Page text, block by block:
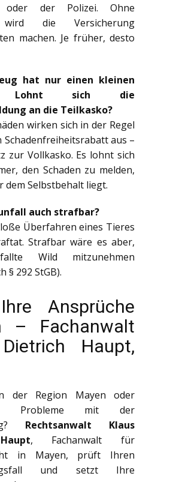
oder der Polizei. Ohne
wird die Versicherung
machen. Je früher, desto
hat nur einen kleinen
Lohnt sich die
an die Teilkasko?
wirken sich in der Regel
Schadenfreiheitsrabatt aus –
zur Vollkasko. Es lohnt sich
den Schaden zu melden,
dem Selbstbehalt liegt.
auch strafbar?
Überfahren eines Tieres
Strafbar wäre es aber,
Wild mitzunehmen
§ 292 StGB).
Ansprüche
– Fachanwalt
Haupt,
der Region Mayen oder
Probleme mit der
Rechtsanwalt Klaus
, Fachanwalt für
in Mayen, prüft Ihren
und setzt Ihre